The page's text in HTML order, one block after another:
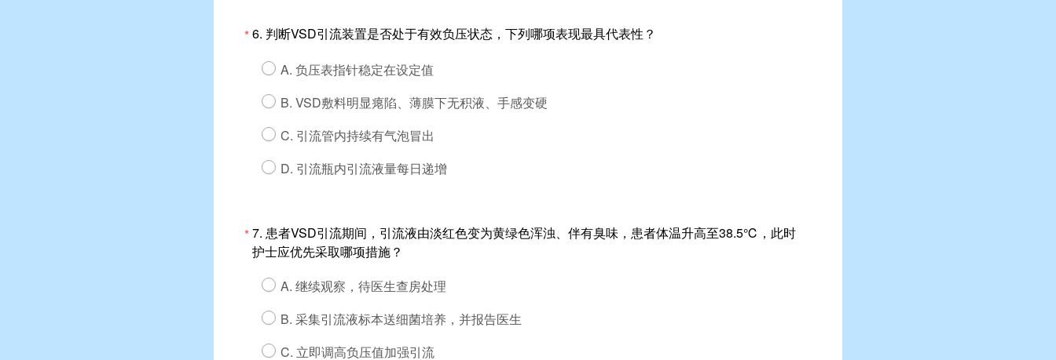
*6. 判断VSD引流装置是否处于有效负压状态，下列哪项表现最具代表性？
A. 负压表指针稳定在设定值
B. VSD敷料明显瘪陷、薄膜下无积液、手感变硬
C. 引流管内持续有气泡冒出
D. 引流瓶内引流液量每日递增
*7. 患者VSD引流期间，引流液由淡红色变为黄绿色浑浊、伴有臭味，患者体温升高至38.5℃，此时
护士应优先采取哪项措施？
A. 继续观察，待医生查房处理
B. 采集引流液标本送细菌培养，并报告医生
C. 立即调高负压值加强引流